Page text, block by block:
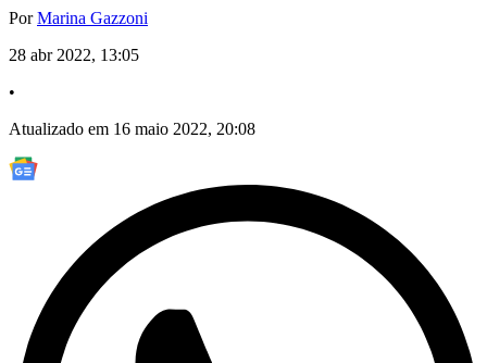
PorMarina Gazzoni
28 abr 2022, 13:05
•
Atualizado em 16 maio 2022, 20:08